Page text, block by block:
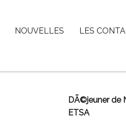
NOUVELLES LES
DÃ©jeuner de
ETSA